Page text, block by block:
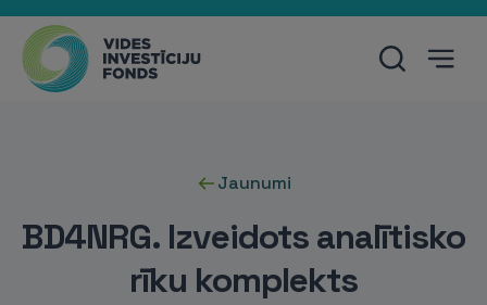
Jaunumi
BD4NRG. Izveidots analītisko
rīku komplekts